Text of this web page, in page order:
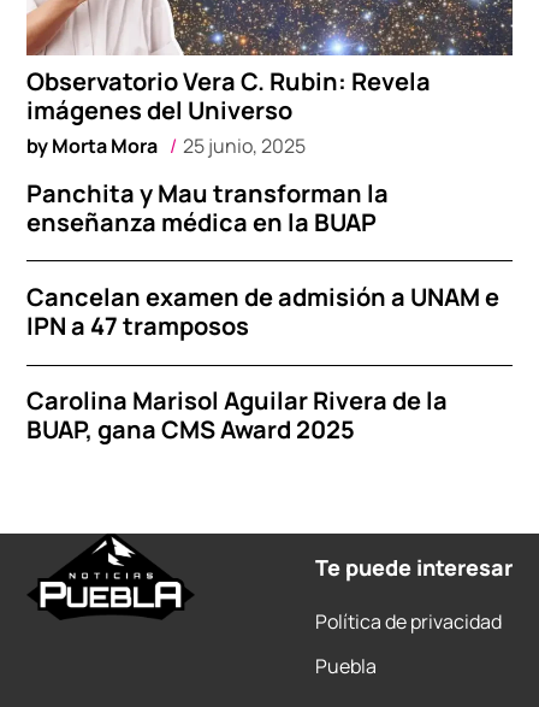
Observatorio Vera C. Rubin: Revela
imágenes del Universo
byMorta Mora 25 junio, 2025
Panchita y Mau transforman la
enseñanza médica en la BUAP
Cancelan examen de admisión a UNAM e
IPN a 47 tramposos
Carolina Marisol Aguilar Rivera de la
BUAP, gana CMS Award 2025
Te puede interesar
Política de privacidad
Puebla